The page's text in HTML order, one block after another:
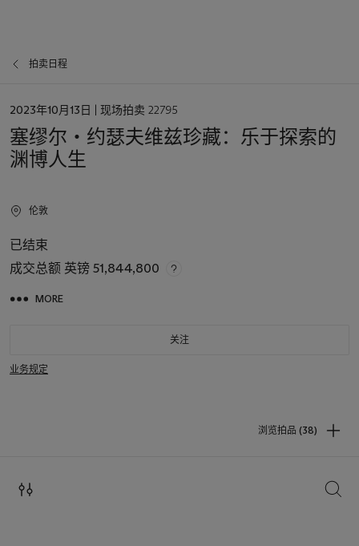
拍卖日程
日
2023年10月13日 | 现场拍卖 22795
塞缪尔‧约瑟夫维兹珍藏：乐于探索的
渊博人生
伦敦
已结束
成交总额 英镑 51,844,800
MORE
关注
业务规定
浏览拍品 (38)
搜索